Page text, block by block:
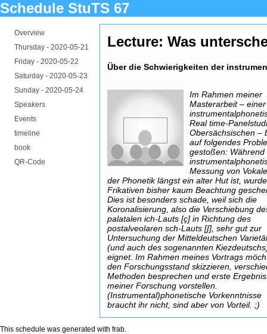
Schedule StuTS 67
Overview
Thursday - 2020-05-21
Friday - 2020-05-22
Saturday - 2020-05-23
Sunday - 2020-05-24
Speakers
Events
timeline
book
QR-Code
Lecture: Was
Über die Schwierigkeiten der
Im Rahmen meiner
Masterarbeit – einer
Real time-
Obersächsischen –
auf folgendes
gestoßen: Während
Messung von
der Phonetik längst ein alter Hut ist,
Frikativen bisher kaum Beachtung
Dies ist besonders schade, weil sich die
Koronalisierung, also die Verschiebung
palatalen ich-Lauts [ç] in Richtung des
postalveolaren sch-Lauts [ʃ], sehr gut zur
Untersuchung der Mitteldeutschen
(und auch des sogenannten
eignet. Im Rahmen meines Vortrags
den Forschungsstand skizzieren,
Methoden besprechen und erste
meiner Forschung vorstellen.
(Instrumental)phonetische Vorkenntnisse
braucht ihr nicht, sind aber von Vorteil. ;)
This schedule was generated with frab.